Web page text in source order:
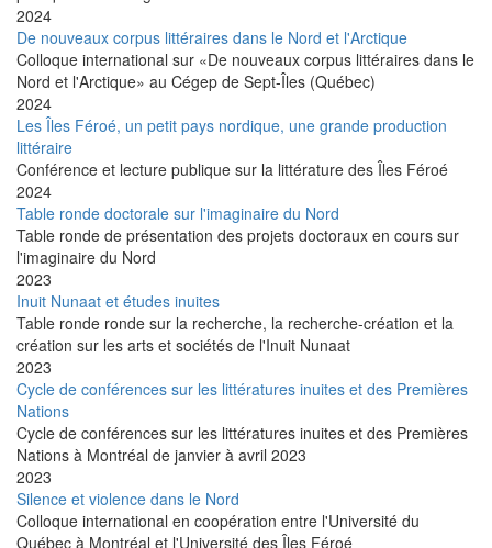
2024
De nouveaux corpus littéraires dans le Nord et l'Arctique
Colloque international sur «De nouveaux corpus littéraires dans le
Nord et l'Arctique» au Cégep de Sept-Îles (Québec)
2024
Les Îles Féroé, un petit pays nordique, une grande production
littéraire
Conférence et lecture publique sur la littérature des Îles Féroé
2024
Table ronde doctorale sur l'imaginaire du Nord
Table ronde de présentation des projets doctoraux en cours sur
l'imaginaire du Nord
2023
Inuit Nunaat et études inuites
Table ronde ronde sur la recherche, la recherche-création et la
création sur les arts et sociétés de l'Inuit Nunaat
2023
Cycle de conférences sur les littératures inuites et des Premières
Nations
Cycle de conférences sur les littératures inuites et des Premières
Nations à Montréal de janvier à avril 2023
2023
Silence et violence dans le Nord
Colloque international en coopération entre l'Université du
Québec à Montréal et l'Université des Îles Féroé